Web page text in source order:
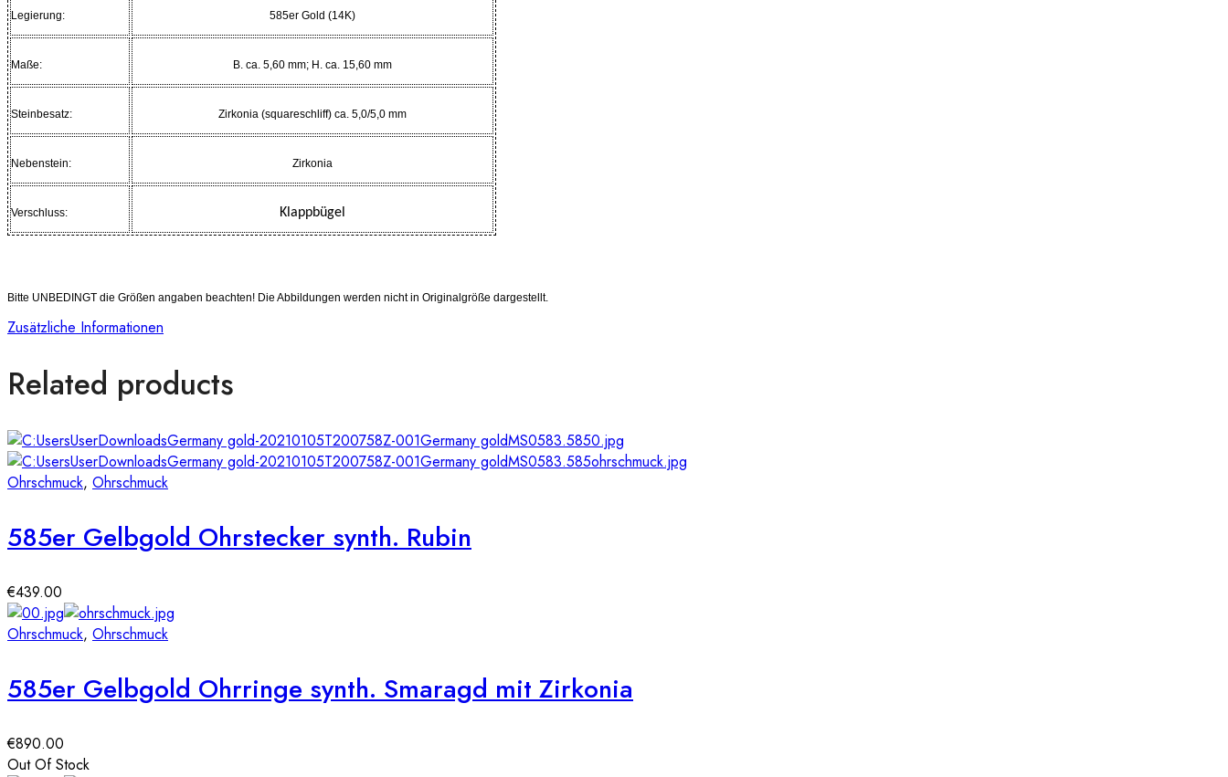
Legierung: 585er Gold (14K)
Maße: B. ca. 5,60 mm; H. ca. 15,60 mm
Steinbesatz: Zirkonia (squareschliff) ca. 5,0/5,0 mm
Nebenstein: Zirkonia
Verschluss: Klappbügel
Bitte UNBEDINGT die Größen angaben beachten! Die Abbildungen werden nicht in Originalgröße dargestellt.
Zusätzliche Informationen
Related products
Ohrschmuck, Ohrschmuck
585er Gelbgold Ohrstecker synth. Rubin
€439.00
Ohrschmuck, Ohrschmuck
585er Gelbgold Ohrringe synth. Smaragd mit Zirkonia
€890.00
Out Of Stock